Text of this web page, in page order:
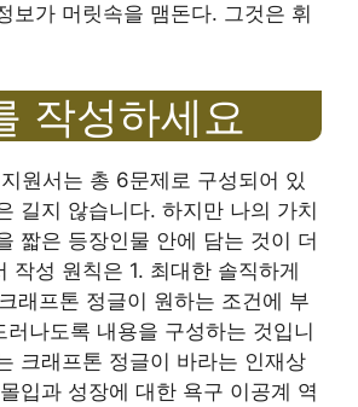
보가 머릿속을 맴돈다. 그것은 휘
작성하세요
원서는 총 6문제로 구성되어 있
길지 않습니다. 하지만 나의 가치
짧은 등장인물 안에 담는 것이 더
작성 원칙은 1. 최대한 솔직하게
래프톤 정글이 원하는 조건에 부
러나도록 내용을 구성하는 것입니
크래프톤 정글이 바라는 인재상
입과 성장에 대한 욕구 이공계 역